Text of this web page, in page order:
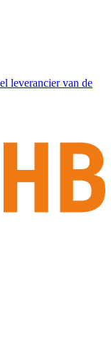
leverancier van de